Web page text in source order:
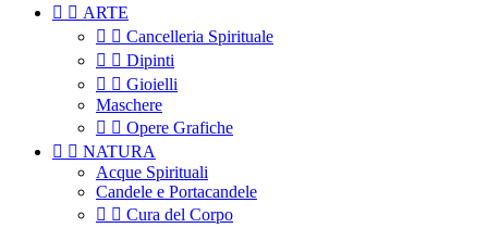
  ARTE
  Cancelleria Spirituale
  Dipinti
  Gioielli
Maschere
  Opere Grafiche
  NATURA
Acque Spirituali
Candele e Portacandele
  Cura del Corpo